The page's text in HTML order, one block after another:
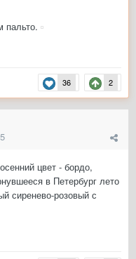
пальто.
36 2
цвет - бордо,
в Петербург лето
сиренево-розовый с